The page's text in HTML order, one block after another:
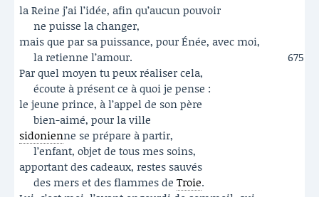
la Reine j’ai l’idée, afin qu’aucun pouvoir
ne puisse la changer,
mais que par sa puissance, pour Énée, avec moi,
la retienne l’amour.
675
Par quel moyen tu peux réaliser cela,
écoute à présent ce à quoi je pense :
le jeune prince, à l’appel de son père
bien-aimé, pour la ville
sidonienne se prépare à partir,
l’enfant, objet de tous mes soins,
apportant des cadeaux, restes sauvés
des mers et des flammes de Troie.